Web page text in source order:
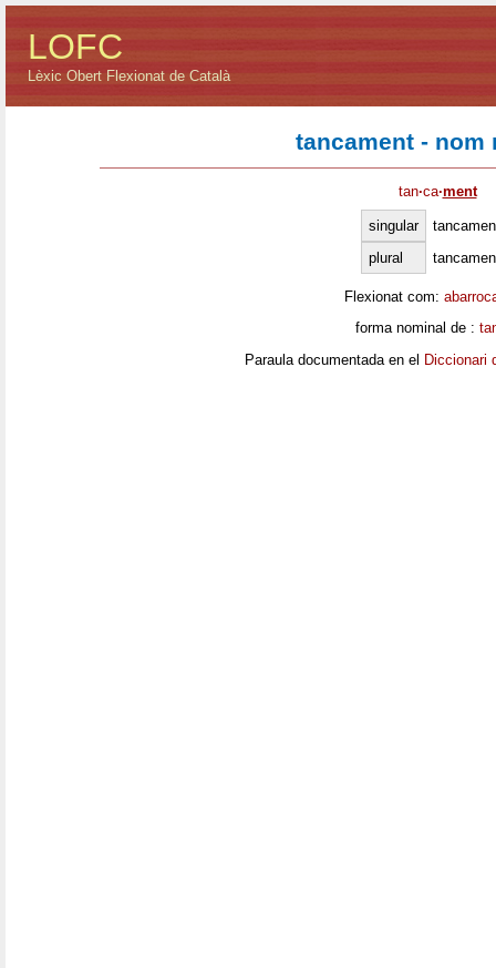
LOFC
Lèxic Obert Flexionat de Català
tancament - nom
tan·ca·ment
singular
plural
Flexionat com:
forma nominal de :
Paraula documentada en el Diccionari